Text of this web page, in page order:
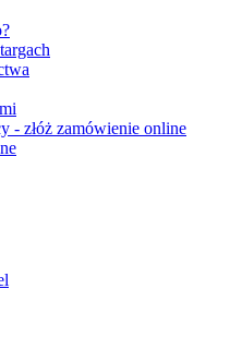
- złóż zamówienie online